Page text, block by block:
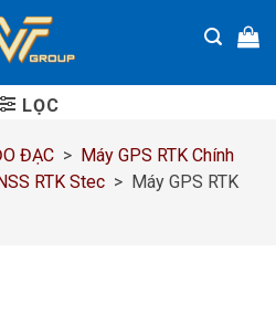
LỌC
ĐẠC > Máy GPS RTK Chính
RTK Stec > Máy GPS RTK